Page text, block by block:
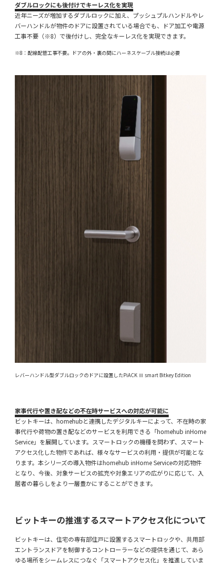
ダブルロックにも後付けでキーレス化を実現
近年ニーズが増加するダブルロックに加え、プッシュプルハンドルやレ
バーハンドルが物件のドアに設置されている場合でも、ドア加工や電源
工事不要（※8）で後付けし、完全なキーレス化を実現できます。
※8：配線配管工事不要。ドアの外・裏の間にハーネスケーブル接続は必要
レバーハンドル型ダブルロックのドアに設置したPiACK Ⅲ smart Bitkey Edition
家事代行や置き配などの不在時サービスへの対応が可能に
ビットキーは、homehubと連携したデジタルキーによって、不在時の家
事代行や荷物の置き配などのサービスを利用できる「homehub inHome
Service」を展開しています。スマートロックの機種を問わず、スマート
アクセス化した物件であれば、様々なサービスの利用・提供が可能とな
ります。本シリーズの導入物件はhomehub inHome Serviceの対応物件
となり、今後、対象サービスの拡充や対象エリアの広がりに応じて、入
居者の暮らしをより一層豊かにすることができます。
ビットキーの推進するスマートアクセス化について
ビットキーは、住宅の専有部住戸に設置するスマートロックや、共用部
エントランスドアを制御するコントローラーなどの提供を通じて、あら
ゆる場所をシームレスにつなぐ「スマートアクセス化」を推進していま